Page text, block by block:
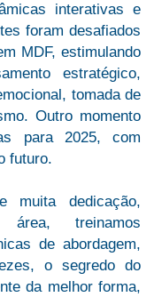
interativas e
foram desafiados
MDF, estimulando
estratégico,
tomada de
Outro momento
para 2025, com
futuro.
muita dedicação,
área, treinamos
de abordagem,
o segredo do
da melhor forma,